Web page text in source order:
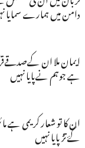
دامن میں ہمارے سمایا
ایمان ملا ان
ہے جوہم نےپایا نہیں
ان کا تو شعار کریمی ہے
گۓ تڑپایا نہیں